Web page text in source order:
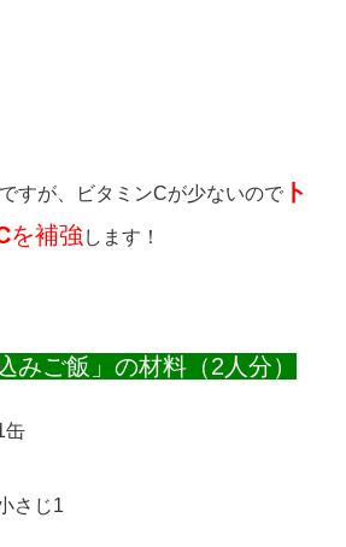
すが、ビタミンCが少ないので ト
を補強 します！
みご飯」の材料（2人分）
缶
さじ1